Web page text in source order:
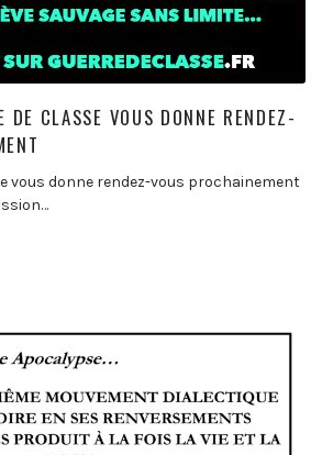
DE CLASSE VOUS DONNE RENDEZ-
vous donne rendez-vous prochainement